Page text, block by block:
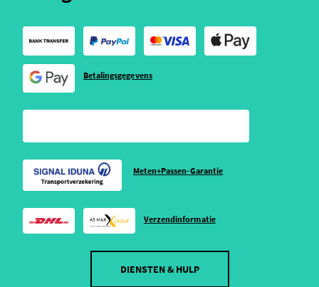
Betalingsgegevens
Meten+Passen-Garantie
Verzendinformatie
DIENSTEN & HULP